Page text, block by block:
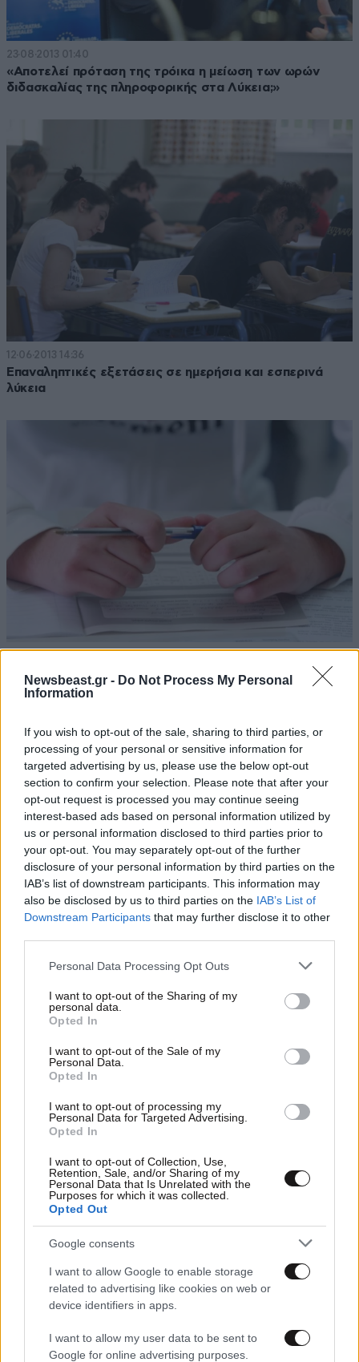
Newsbeast.gr - Do Not Process My Personal
Information
If you wish to opt-out of the sale, sharing to third parties, or
processing of your personal or sensitive information for
targeted advertising by us, please use the below opt-out
section to confirm your selection. Please note that after your
opt-out request is processed you may continue seeing
interest-based ads based on personal information utilized by
us or personal information disclosed to third parties prior to
your opt-out. You may separately opt-out of the further
disclosure of your personal information by third parties on the
IAB’s list of downstream participants. This information may
also be disclosed by us to third parties on the IAB’s List of
Downstream Participants that may further disclose it to other
Please note that this website/app uses one or more Google
not limited to your visit or usage behaviour. You may click to
grant or deny consent to Google and its third-party tags to
use your data for below specified purposes in below Google
consent section.
Personal Data Processing Opt Outs
I want to opt-out of the Sharing of my
personal data.
Opted In
I want to opt-out of the Sale of my
Personal Data.
Opted In
I want to opt-out of processing my
Personal Data for Targeted Advertising.
Opted In
I want to opt-out of Collection, Use,
Retention, Sale, and/or Sharing of my
Personal Data that Is Unrelated with the
Purposes for which it was collected.
Opted Out
Google consents
I want to allow Google to enable storage
related to advertising like cookies on web or
device identifiers in apps.
I want to allow my user data to be sent to
Google for online advertising purposes.
23·08·2013 01:40
«Αποτελεί πρόταση της τρόικα η μείωση των ωρών
διδασκαλίας της πληροφορικής στα Λύκεια;»
12·06·2013 14:36
Επαναληπτικές εξετάσεις σε ημερήσια και εσπερινά
λύκεια
Στα λύκεια της χώρας η εγκύκλιος για τις πανελλαδικές
10·10·2012 22:24
14·06·2012 21:57
Να σταματήσει η διάκριση σε βάρος μαθητών ΕΠΑΛ